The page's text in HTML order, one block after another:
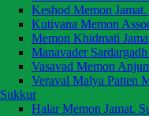
Keshod Memon
Kutiyana Memon
Memon Khidmati
Manavader
Vasavad Memon
Veraval Malya Patten
Sukkur
Halar Memon Jamat.